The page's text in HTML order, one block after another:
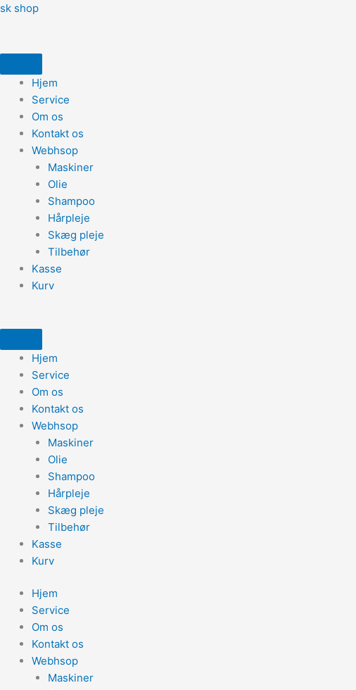
Gå
sk shop
Hjem
Service
Om os
Kontakt os
Webhsop
Maskiner
Olie
Shampoo
Hårpleje
Skæg pleje
Tilbehør
Kasse
Kurv
Hjem
Service
Om os
Kontakt os
Webhsop
Maskiner
Olie
Shampoo
Hårpleje
Skæg pleje
Tilbehør
Kasse
Kurv
Hjem
Service
Om os
Kontakt os
Webhsop
Maskiner